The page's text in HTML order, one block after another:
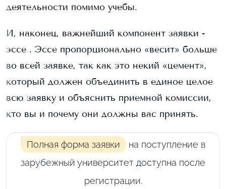
деятельности помимо учебы.
И, наконец, важнейший компонент заявки -
эссе . Эссе пропорционально «весит» больше
во всей заявке, так как это некий «цемент»,
который должен объединить в единое целое
всю заявку и объяснить приемной комиссии,
кто вы и почему они должны вас принять.
Полная форма заявки
на поступление в
зарубежный университет доступна после
регистрации.